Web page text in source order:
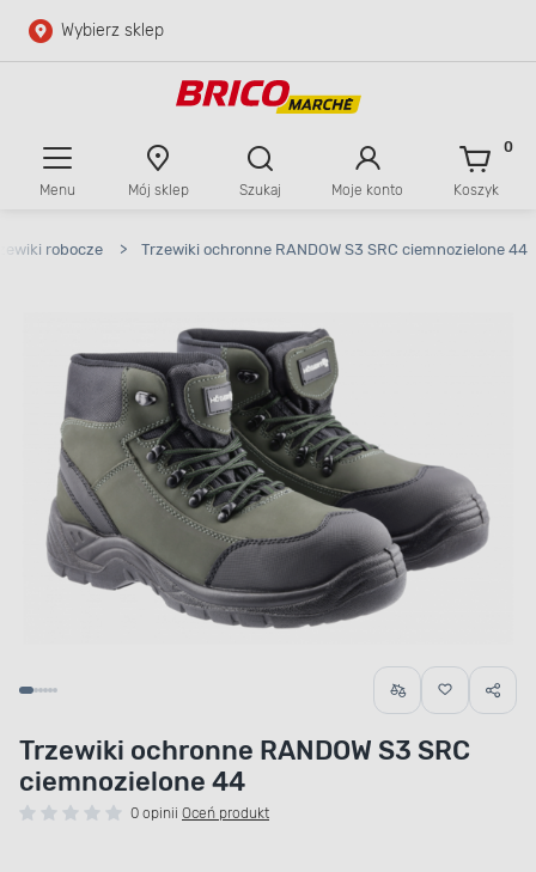
Przejdź do głównej zawartości
Wybierz sklep
Menu Mój sklep Szukaj Moje konto Koszyk
0
robocze > Trzewiki ochronne RANDOW S3 SRC ciemnozielone 44
Trzewiki ochronne RANDOW S3 SRC
ciemnozielone 44
0 opinii Oceń produkt